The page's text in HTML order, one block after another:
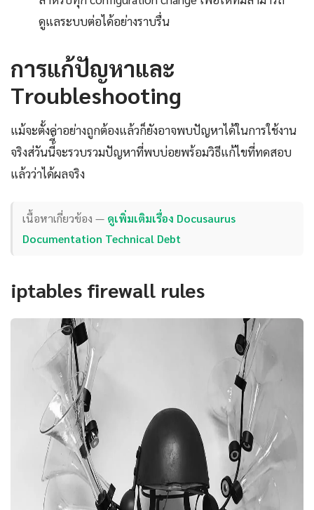
ดูแลระบบต่อได้อย่างราบรื่น
การแก้ปัญหาและ
Troubleshooting
แม้จะตั้งค่าอย่างถูกต้องแล้วก็ยังอาจพบปัญหาได้ในการใช้งาน
จริงส่วันนี้ี้จะรวบรวมปัญหาที่พบบ่อยพร้อมวิธีแก้ไขที่ทดสอบ
แล้วว่าได้ผลจริง
เนื้อหาเกี่ยวข้อง — ดูเพิ่มเติมเรื่อง Docusaurus
Documentation Technical Debt
iptables firewall rules